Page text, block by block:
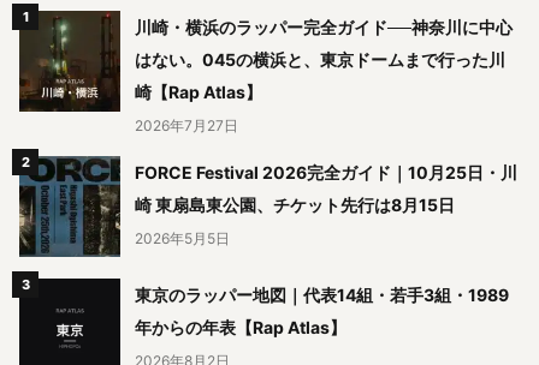
川崎・横浜のラッパー完全ガイド──神奈川に中心
はない。045の横浜と、東京ドームまで行った川
崎【Rap Atlas】
2026年7月27日
FORCE Festival 2026完全ガイド｜10月25日・川
崎 東扇島東公園、チケット先行は8月15日
2026年5月5日
東京のラッパー地図｜代表14組・若手3組・1989
年からの年表【Rap Atlas】
2026年8月2日